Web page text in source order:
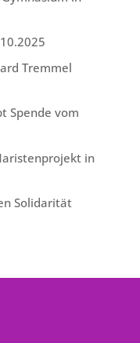
Tremmel
Spende vom
in
Solidarität